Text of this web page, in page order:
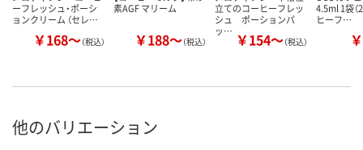
ーフレッシュ・ポーシ
ョンクリーム （セレ…
￥168～（税込）
素AGF マリーム
￥188～（税込）
立てのコーヒーフレッ
シュ ポーションパ
ッ… ￥154～（税込）
4.5ml 1袋（
ヒーフ…
他のバリエーション